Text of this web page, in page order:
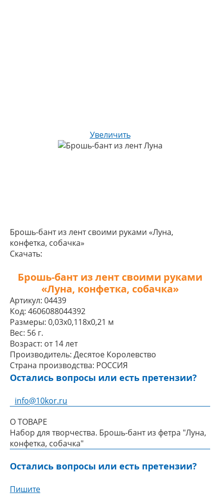
Увеличить
Брошь-бант из лент своими руками «Луна,
конфетка, собачка»
Скачать:
Брошь-бант из лент своими руками
«Луна, конфетка, собачка»
Артикул: 04439
Код: 4606088044392
Размеры: 0,03x0,118x0,21 м
Вес: 56 г.
Возраст: от 14 лет
Производитель: Десятое Королевство
Страна производства: РОССИЯ
Остались вопросы или есть претензии?
info@10kor.ru
О ТОВАРЕ
Набор для творчества. Брошь-бант из фетра "Луна,
конфетка, собачка"
Остались вопросы или есть претензии?
Пишите